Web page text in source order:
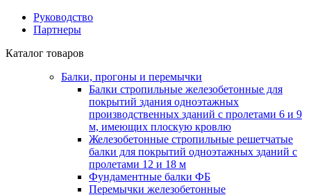
Руководство
Партнеры
Каталог товаров
Балки, прогоны и перемычки
Балки стропильные железобетонные для
покрытий здания одноэтажных
производственных зданий с пролетами 6 и 9
м, имеющих плоскую кровлю
Железобетонные стропильные решетчатые
балки для покрытий одноэтажных зданий с
пролетами 12 и 18 м
Фундаментные балки ФБ
Перемычки железобетонные